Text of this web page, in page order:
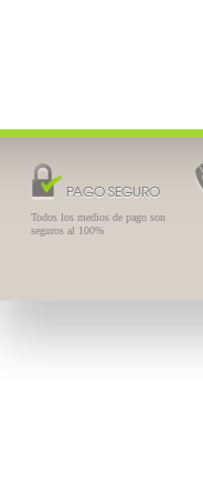
PAGO SEGURO
Todos los medios de pago son
seguros al 100%